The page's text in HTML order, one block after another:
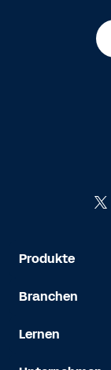
Produkte
Branchen
Lernen